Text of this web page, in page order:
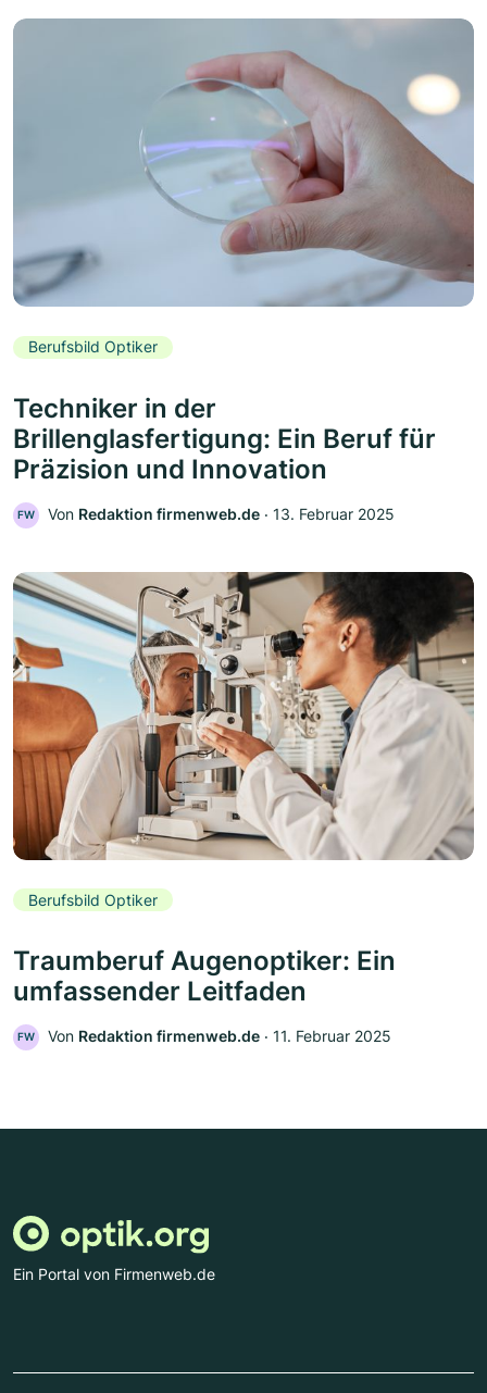
Berufsbild Optiker
Techniker in der
Brillenglasfertigung: Ein Beruf für
Präzision und Innovation
FW Von Redaktion firmenweb.de ‧ 13. Februar 2025
Berufsbild Optiker
Traumberuf Augenoptiker: Ein
umfassender Leitfaden
FW Von Redaktion firmenweb.de ‧ 11. Februar 2025
Ein Portal von Firmenweb.de